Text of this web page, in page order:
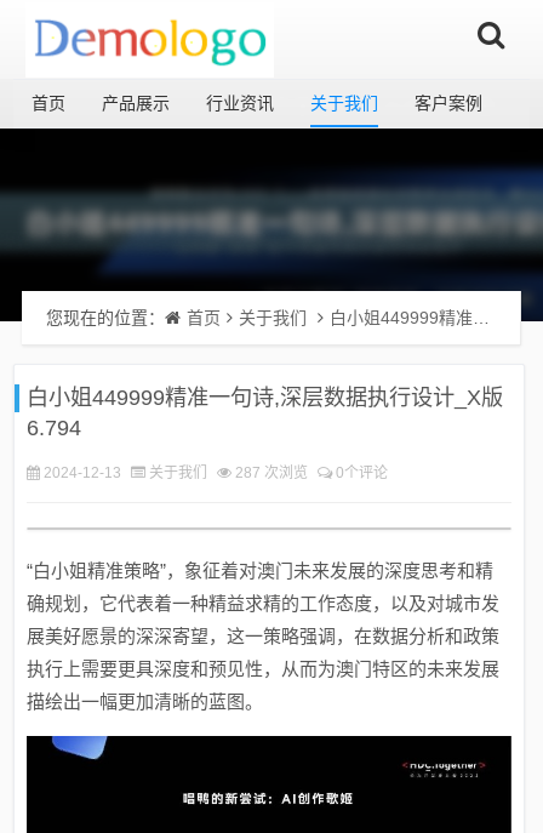
首页 产品展示 行业资讯 关于我们 客户案例
您现在的位置： 首页 关于我们 白小姐449999精准一句诗,深层数据执行设计_X版6.794
白小姐449999精准一句诗,深层数据执行设计_X版
6.794
2024-12-13 关于我们 287 次浏览 0个评论
“白小姐精准策略”，象征着对澳门未来发展的深度思考和精
确规划，它代表着一种精益求精的工作态度，以及对城市发
展美好愿景的深深寄望，这一策略强调，在数据分析和政策
执行上需要更具深度和预见性，从而为澳门特区的未来发展
描绘出一幅更加清晰的蓝图。